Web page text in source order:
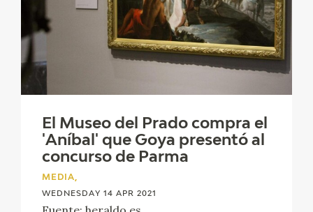
El Museo del Prado compra el
'Aníbal' que Goya presentó al
concurso de Parma
MEDIA,
WEDNESDAY 14 APR 2021